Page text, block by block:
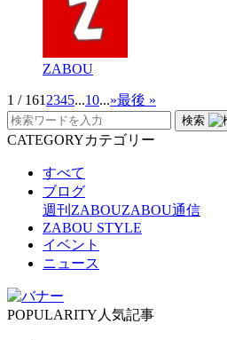
ZABOU
1 / 161 2345...10...»最後 »
検索
CATEGORYカテゴリー
すべて
ブログ
週刊ZABOUZABOU通信
ZABOU STYLE
イベント
ニュース
POPULARITY 人気記事